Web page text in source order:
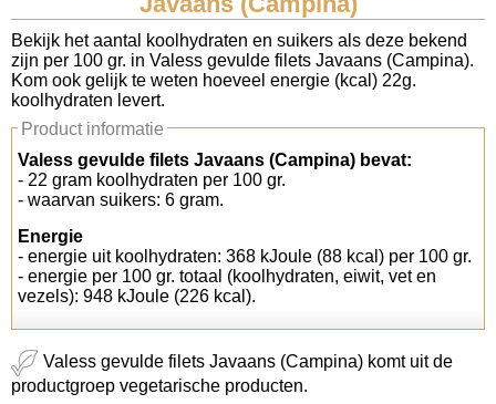
Koolhydraten tellen
Links
Bekijk het aantal koolhydraten en suikers als deze bekend
zijn per 100 gr. in Valess gevulde filets Javaans (Campina).
Kom ook gelijk te weten hoeveel energie (kcal) 22g.
koolhydraten levert.
Product informatie
Valess gevulde filets Javaans (Campina) bevat:
- 22 gram koolhydraten per 100 gr.
- waarvan suikers: 6 gram.
Energie
- energie uit koolhydraten: 368 kJoule (88 kcal) per 100 gr.
- energie per 100 gr. totaal (koolhydraten, eiwit, vet en
vezels): 948 kJoule (226 kcal).
Valess gevulde filets Javaans (Campina) komt uit de
productgroep vegetarische producten.